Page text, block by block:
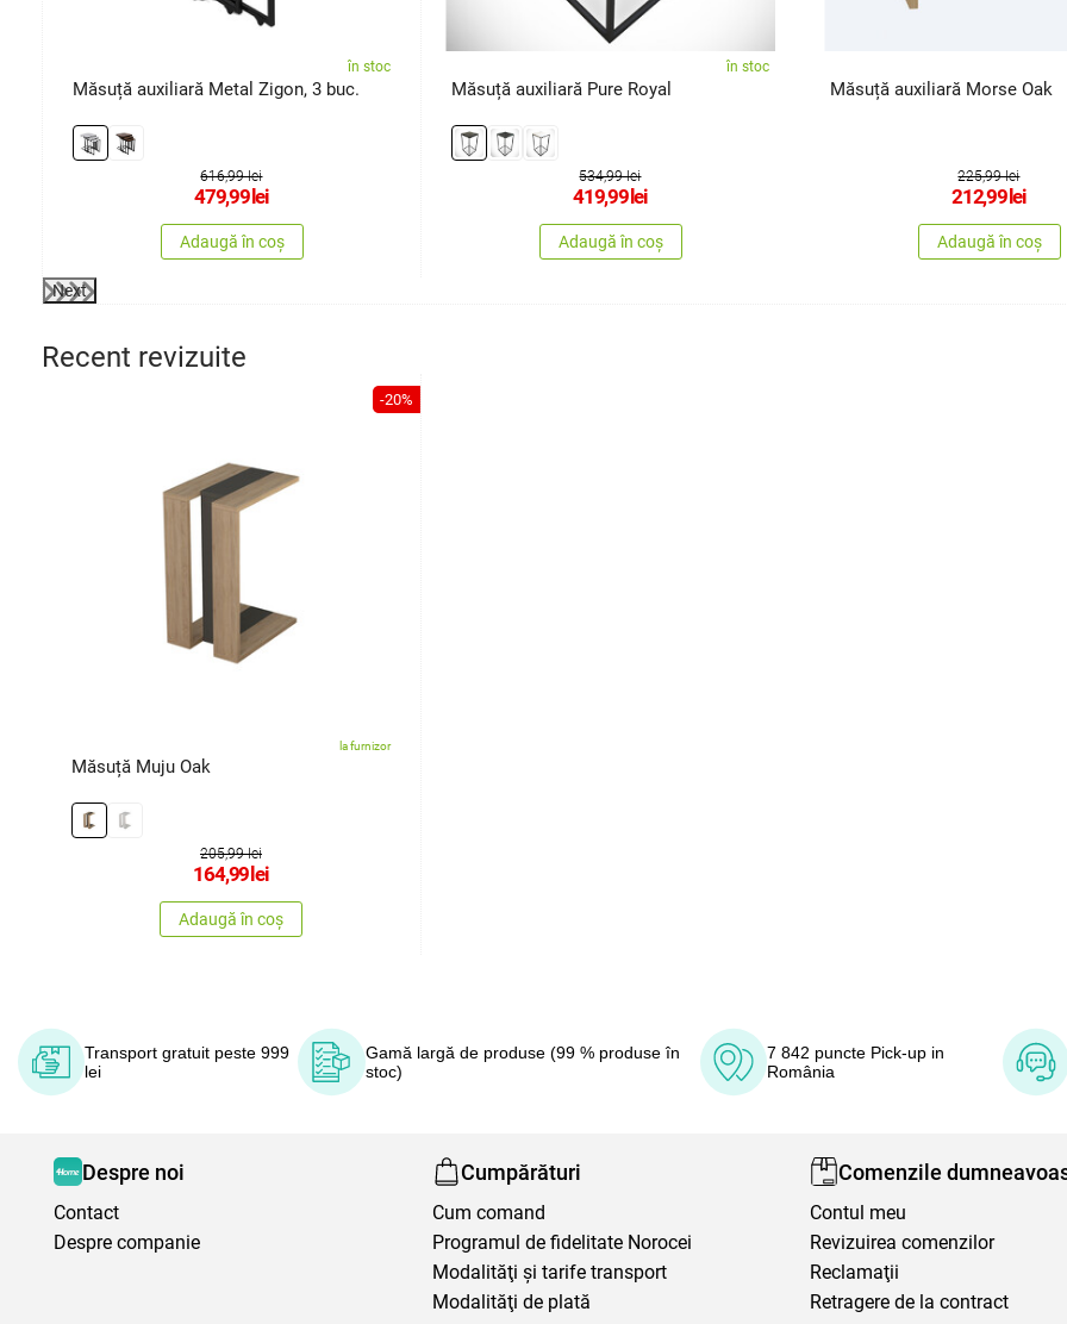
în stoc
Măsuță auxiliară Metal Zigon, 3 buc.
616,99 lei
479,99lei
Adaugă în coș
în stoc
Măsuță auxiliară Pure Royal
534,99 lei
419,99lei
Adaugă în coș
Măsuță auxiliară Morse Oak
225,99 lei
212,99lei
Adaugă în coș
Next
Recent revizuite
-20%
la furnizor
Măsuță Muju Oak
205,99 lei
164,99lei
Adaugă în coș
Transport gratuit peste 999
lei
Gamă largă de produse (99 % produse în
stoc)
7 842 puncte Pick-up in
România
Despre noi
Contact
Despre companie
Cumpărături
Cum comand
Programul de fidelitate Norocei
Modalităţi şi tarife transport
Modalităţi de plată
Comenzile
Contul meu
Revizuirea comenzilor
Reclamaţii
Retragere de la contract